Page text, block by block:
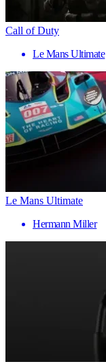
Call of Duty
Le Mans Ultimate
Le Mans Ultimate
Hermann Miller